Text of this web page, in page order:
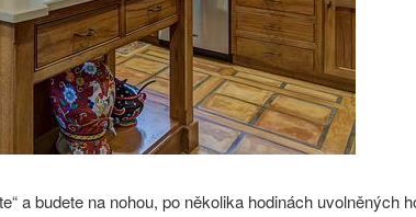
a budete na nohou, po několika hodinách